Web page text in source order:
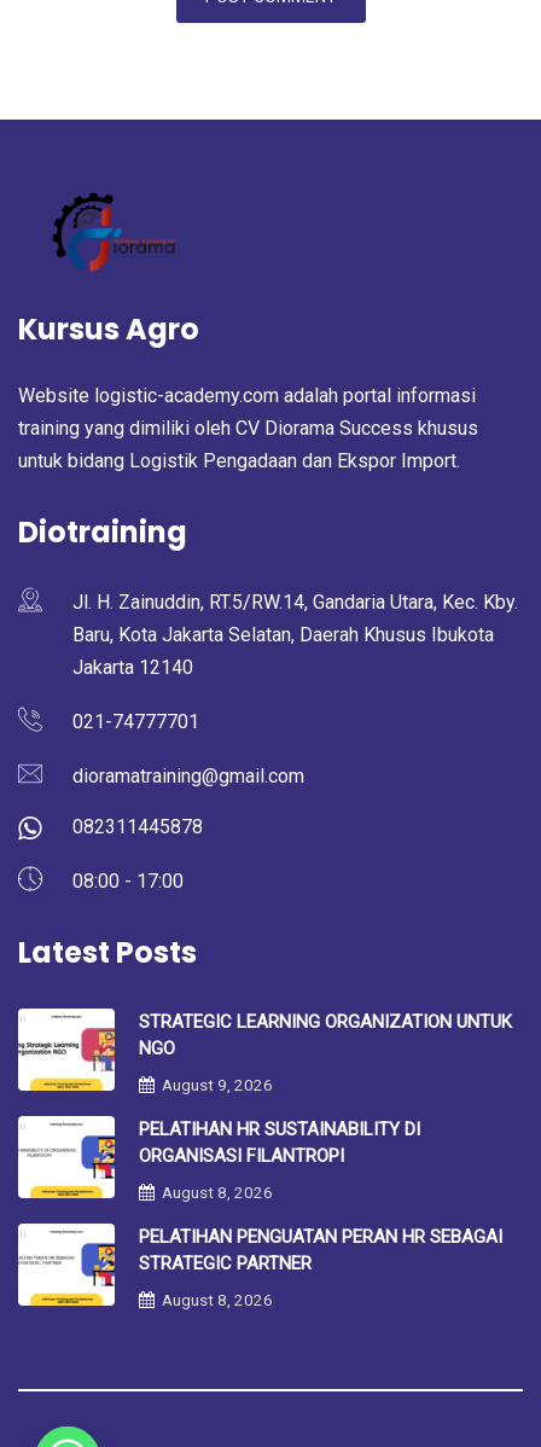
Kursus Agro
Website logistic-academy.com adalah portal informasi
training yang dimiliki oleh CV Diorama Success khusus
untuk bidang Logistik Pengadaan dan Ekspor Import.
Diotraining
Jl. H. Zainuddin, RT.5/RW.14, Gandaria Utara, Kec. Kby.
Baru, Kota Jakarta Selatan, Daerah Khusus Ibukota
Jakarta 12140
021-74777701
dioramatraining@gmail.com
082311445878
08:00 - 17:00
Latest Posts
STRATEGIC LEARNING ORGANIZATION UNTUK
NGO
August 9, 2026
PELATIHAN HR SUSTAINABILITY DI
ORGANISASI FILANTROPI
August 8, 2026
PELATIHAN PENGUATAN PERAN HR SEBAGAI
STRATEGIC PARTNER
August 8, 2026